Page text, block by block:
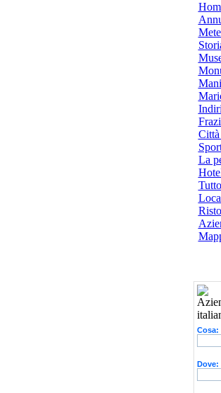
Città
La
Cosa:
Dove: